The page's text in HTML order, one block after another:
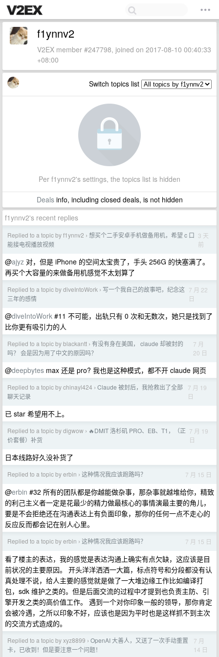
f1ynnv2
V2EX member #247798, joined on 2017-08-10 00:40:33
+08:00
Switch topics list
Per f1ynnv2's settings, the topics list is hidden
Dealsinfo, including closed deals, is not hidden
f1ynnv2's recent replies
Replied to a topic by f1ynnv2 › 想买个二手安卓手机做备用机，希望 c 口
能接电视播放视频
3 天
前
@ajyz 对，但是 iPhone 的空间太宝贵了，手头 256G 的快塞满了。
再买个大容量的来做备用机感觉不太划算了
Replied to a topic by diveIntoWork › ​写一个我自己的故事吧，纪念这
三年的感情
7 月 22
日
@diveIntoWork #11 不可能，出轨只有 0 次和无数次，她只是找到了
比你更有吸引力的人
Replied to a topic by blackantt › 有没有身在美国， claude 却被封的
吗？ 会是因为用了中文的原因吗？
7 月
20 日
@deepbytes max 还是 pro? 我也是这种模式，都不开 claude 网页
Replied to a topic by chinayl424 › Claude 被封后，我抢救出了全部
聊天记录
7 月 19
日
已 star 希望用不上。
Replied to a topic by digwow › 🔥DMIT 洛杉矶 PRO、EB、T1，（正
价套餐）补货
7 月 19
日
日本线路好久没补货了
Replied to a topic by erbin › 这种情况我应该跑路吗？ 7 月 15 日
@erbin #32 所有的团队都是你越能做杂事，那杂事就越堆给你，精致
的利己主义者一定是花最少的精力做最核心的事情演最主要的角儿，
要是不会拒绝还在沟通表达上有负面印象，那你的任何一点不走心的
反应反而都会记在别人心里。
Replied to a topic by erbin › 这种情况我应该跑路吗？ 7 月 15 日
看了楼主的表达，我的感觉是表达沟通上确实有点欠缺，这应该是目
前状况的主要原因。 开头洋洋洒洒一大篇，标点符号和分段都没有认
真处理不说，给人主要的感觉就是做了一大堆边缘工作比如编译打
包，sdk 维护之类的。但是后面交流的过程中才提到也负责主防、引
擎开发之类的高价值工作。 遇到一个对你印象一般的领导，那你肯定
会被冷遇，之所以印象不好，应该也是因为平时也是这样抓不到主次
的交流方式造成的。
Replied to a topic by xyz8899 › OpenAI 大善人，又送了一次手动重置
卡，已收到！但是要注意一个问题！
7 月
14 日